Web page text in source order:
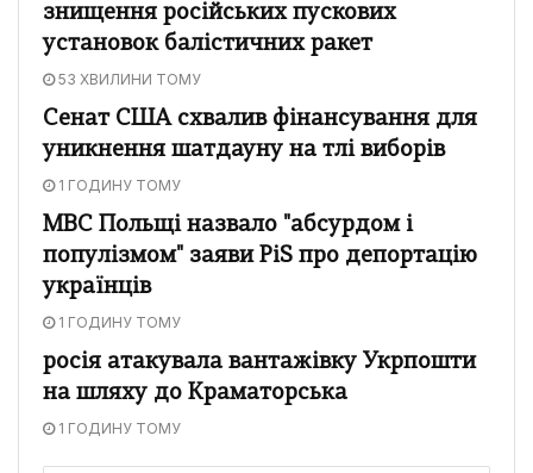
знищення російських пускових
установок балістичних ракет
53 ХВИЛИНИ ТОМУ
Сенат США схвалив фінансування для
уникнення шатдауну на тлі виборів
1 ГОДИНУ ТОМУ
МВС Польщі назвало "абсурдом і
популізмом" заяви PiS про депортацію
українців
1 ГОДИНУ ТОМУ
росія атакувала вантажівку Укрпошти
на шляху до Краматорська
1 ГОДИНУ ТОМУ